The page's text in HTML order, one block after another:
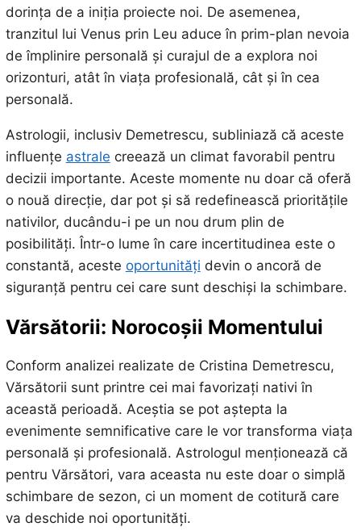
dorința de a iniția proiecte noi. De asemenea,
tranzitul lui Venus prin Leu aduce în prim-plan nevoia
de împlinire personală și curajul de a explora noi
orizonturi, atât în viața profesională, cât și în cea
personală.
Astrologii, inclusiv Demetrescu, subliniază că aceste
influențe astrale creează un climat favorabil pentru
decizii importante. Aceste momente nu doar că oferă
o nouă direcție, dar pot și să redefinească prioritățile
nativilor, ducându-i pe un nou drum plin de
posibilități. Într-o lume în care incertitudinea este o
constantă, aceste oportunități devin o ancoră de
siguranță pentru cei care sunt deschiși la schimbare.
Vărsătorii: Norocoșii Momentului
Conform analizei realizate de Cristina Demetrescu,
Vărsătorii sunt printre cei mai favorizați nativi în
această perioadă. Aceștia se pot aștepta la
evenimente semnificative care le vor transforma viața
personală și profesională. Astrologul menționează că
pentru Vărsători, vara aceasta nu este doar o simplă
schimbare de sezon, ci un moment de cotitură care
va deschide noi oportunități.